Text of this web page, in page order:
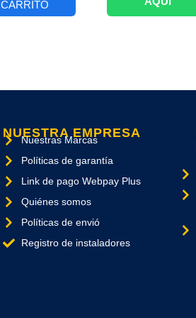
CARRITO
NUESTRA EMPRESA
Nuestras Marcas
Políticas de garantía
Link de pago Webpay Plus
Quiénes somos
Políticas de envió
Registro de instaladores